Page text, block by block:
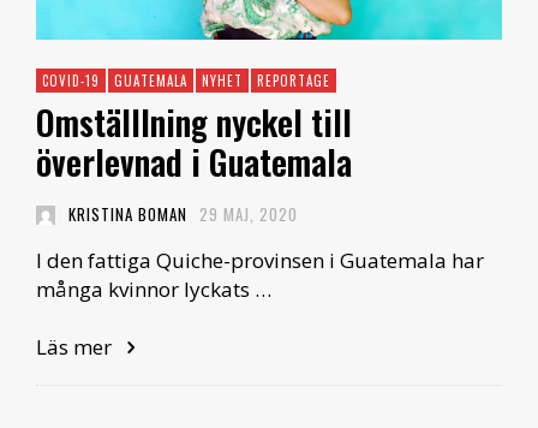
COVID-19 GUATEMALA NYHET REPORTAGE
Omställlning nyckel till
överlevnad i Guatemala
KRISTINA BOMAN 29 MAJ, 2020
I den fattiga Quiche-provinsen i Guatemala har
många kvinnor lyckats …
Läs mer